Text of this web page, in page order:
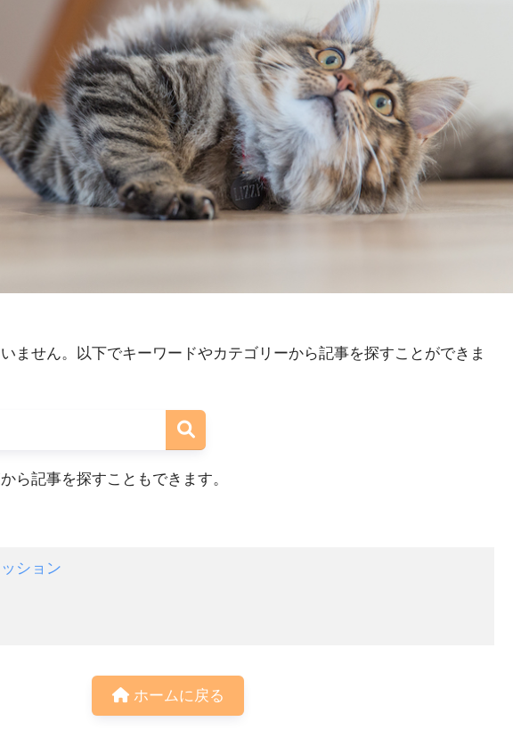
ません。以下でキーワードやカテゴリーから記事を探すことができま
ら記事を探すこともできます。
ション
ホームに戻る